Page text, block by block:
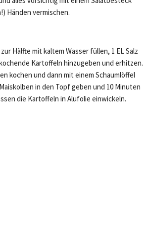
Händen vermischen.
Hälfte mit kaltem Wasser füllen, 1 EL Salz
Kartoffeln hinzugeben und erhitzen.
kochen und dann mit einem Schaumlöffel
in den Topf geben und 10 Minuten
die Kartoffeln in Alufolie einwickeln.